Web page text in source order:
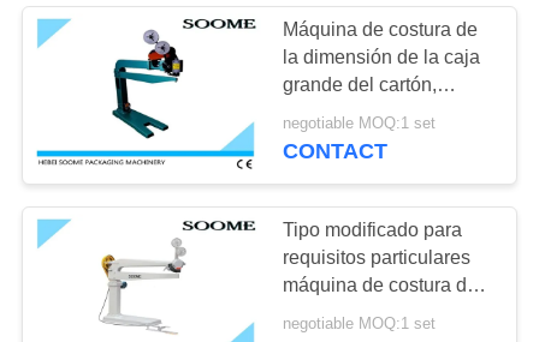
Máquina que corta
con tintas y que
arruga
Máquina de costura de
la dimensión de la caja
grande del cartón,
plataforma de la caja de
cartón que clava la
negotiable MOQ:1 set
CONTACT
Tipo modificado para
requisitos particulares
máquina de costura del
manual del pie de la
negotiable MOQ:1 set